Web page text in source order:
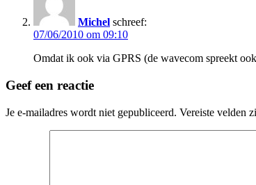
Michel schreef:
07/06/2010 om 09:10
Omdat ik ook via GPRS (de wavecom spreekt
Geef een reactie
Je e-mailadres wordt niet gepubliceerd. Vereiste velden